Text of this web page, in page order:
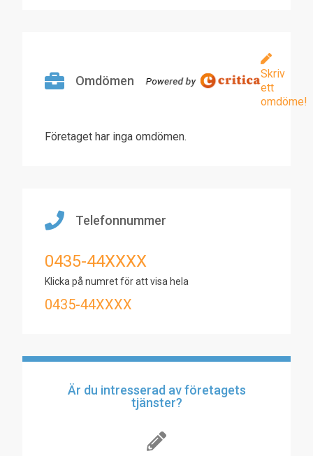
Omdömen
Skriv
ett
omdöme!
Företaget har inga omdömen.
Telefonnummer
0435-44XXXX
Klicka på numret för att visa hela
0435-44XXXX
Är du intresserad av företagets
tjänster?